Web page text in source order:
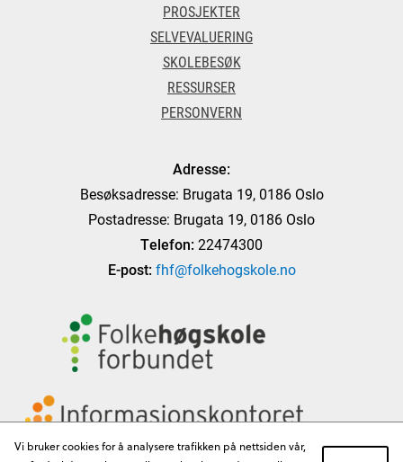
PROSJEKTER
SELVEVALUERING
SKOLEBESØK
RESSURSER
PERSONVERN
Adresse:
Besøksadresse: Brugata 19, 0186 Oslo
Postadresse: Brugata 19, 0186 Oslo
Telefon: 22474300
E-post: fhf@folkehogskole.no
Vi bruker cookies for å analysere trafikken på nettsiden vår,